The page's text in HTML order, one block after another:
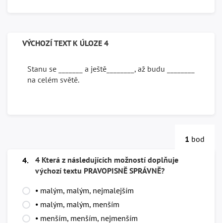
VÝCHOZÍ TEXT K ÚLOZE 4
Stanu se _______ a ještě________, až budu ________
na celém světě.
1 bod
4.
4 Která z následujících možností doplňuje
výchozí textu PRAVOPISNĚ SPRÁVNĚ?
⦁ malým, malým, nejmalejším
⦁ malým, malým, menším
⦁ menším, menším, nejmenším